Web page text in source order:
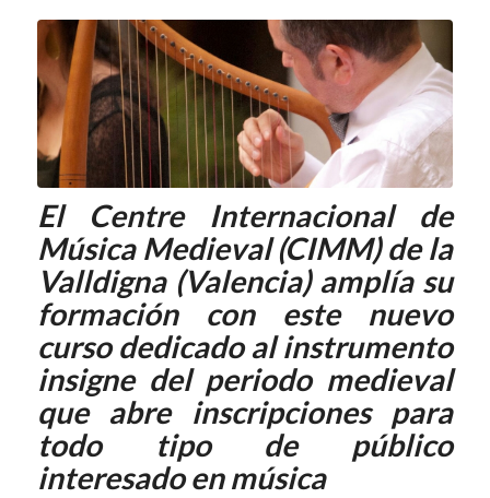
El Centre Internacional de
Música Medieval (CIMM) de la
Valldigna (Valencia) amplía su
formación con este nuevo
curso dedicado al instrumento
insigne del periodo medieval
que abre inscripciones para
todo tipo de público
interesado en música